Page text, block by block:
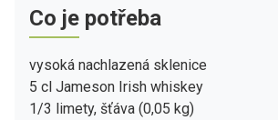
Co je potřeba
vysoká nachlazená sklenice
5 cl Jameson Irish whiskey
1/3 limety, šťáva (0,05 kg)